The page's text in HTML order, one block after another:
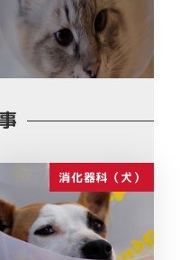
消化器科（犬）